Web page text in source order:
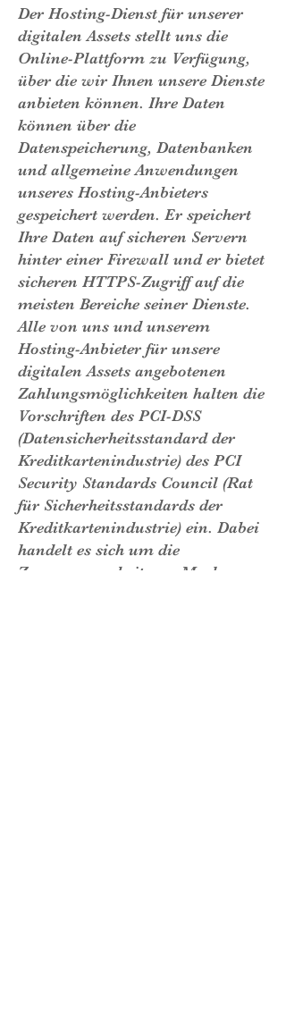
Der Hosting-Dienst für unserer
digitalen Assets stellt uns die
Online-Plattform zu Verfügung,
über die wir Ihnen unsere Dienste
anbieten können. Ihre Daten
können über die
Datenspeicherung, Datenbanken
und allgemeine Anwendungen
unseres Hosting-Anbieters
gespeichert werden. Er speichert
Ihre Daten auf sicheren Servern
hinter einer Firewall und er bietet
sicheren HTTPS-Zugriff auf die
meisten Bereiche seiner Dienste.
Alle von uns und unserem
Hosting-Anbieter für unsere
digitalen Assets angebotenen
Zahlungsmöglichkeiten halten die
Vorschriften des PCI-DSS
(Datensicherheitsstandard der
Kreditkartenindustrie) des PCI
Security Standards Council (Rat
für Sicherheitsstandards der
Kreditkartenindustrie) ein. Dabei
handelt es sich um die
Zusammenarbeit von Marken